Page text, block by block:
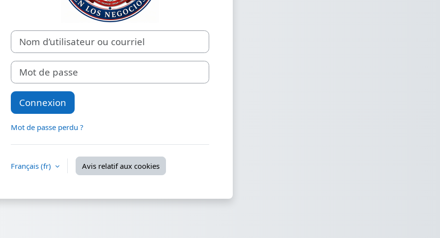
Nom d’utilisateur ou courriel
Mot de passe
Connexion
Mot de passe perdu ?
Français ‎(fr)‎ Avis relatif aux cookies